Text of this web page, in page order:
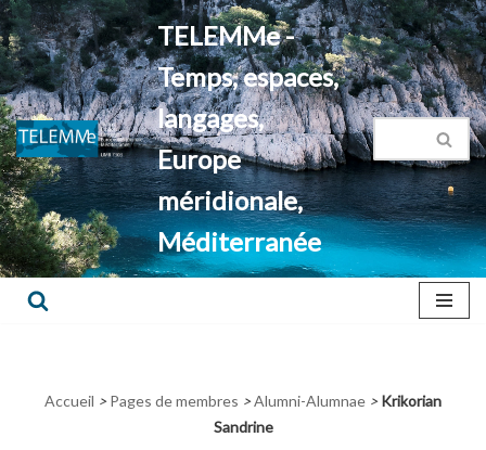
Aller
au
contenu
TELEMMe -
Temps, espaces,
langages,
Europe
méridionale,
Méditerranée
Accueil > Pages de membres >Alumni-Alumnae > Krikorian
Sandrine